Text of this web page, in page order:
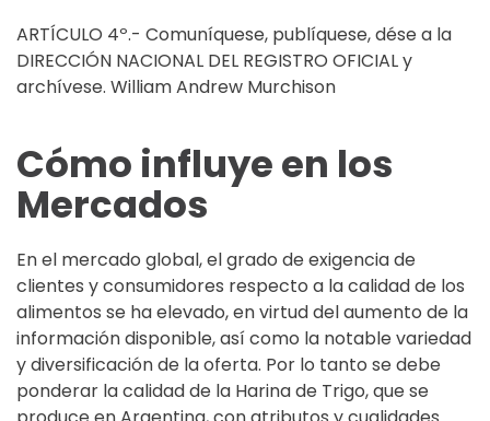
ARTÍCULO 4º.- Comuníquese, publíquese, dése a la
DIRECCIÓN NACIONAL DEL REGISTRO OFICIAL y
archívese. William Andrew Murchison
Cómo influye en los
Mercados
En el mercado global, el grado de exigencia de
clientes y consumidores respecto a la calidad de los
alimentos se ha elevado, en virtud del aumento de la
información disponible, así como la notable variedad
y diversificación de la oferta. Por lo tanto se debe
ponderar la calidad de la Harina de Trigo, que se